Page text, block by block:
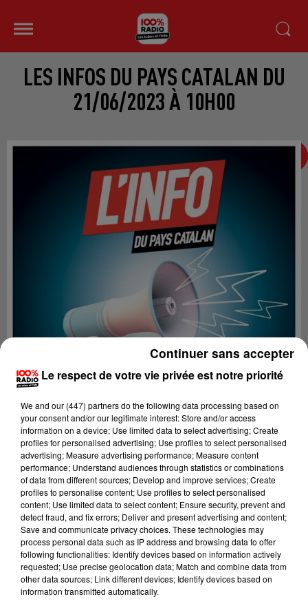
LES INFOS DU PAYS CATALAN DU
21/06/2023 À 10H00
Lecture (2 min 16 sec)
100%
100% radio les infos du Pays Catalan
Le respect de votre vie privée est notre priorité
We and our (447) partnersdo the following data processing based on
your consent and/or our legitimate interest: Store and/or access
information on a device; Use limited data to select advertising; Create
profiles for personalised advertising; Use profiles to select personalised
advertising; Measure advertising performance; Measure content
performance; Understand audiences through statistics or combinations
of data from different sources; Develop and improve services; Create
profiles to personalise content; Use profiles to select personalised
content; Use limited data to select content; Ensure security, prevent and
detect fraud, and fix errors; Deliver and present advertising and content;
Save and communicate privacy choices. These technologies may
process personal data such as IP address and browsing data to offer
following functionalities: Identify devices based on information actively
requested; Use precise geolocation data; Match and combine data from
other data sources; Link different devices; Identify devices based on
information transmitted automatically.
Continuer sans accepter